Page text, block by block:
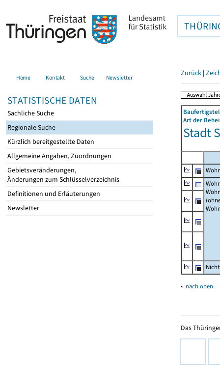
Home Kontakt Suche Newsletter
STATISTISCHE DATEN
Sachliche Suche
Regionale Suche
Kürzlich bereitgestellte Daten
Allgemeine Angaben, Zuordnungen
Gebietsveränderungen,
Änderungen zum Schlüsselverzeichnis
Definitionen und Erläuterungen
Newsletter
Zurück |
Art der
Stadt
▴ nach oben
Das